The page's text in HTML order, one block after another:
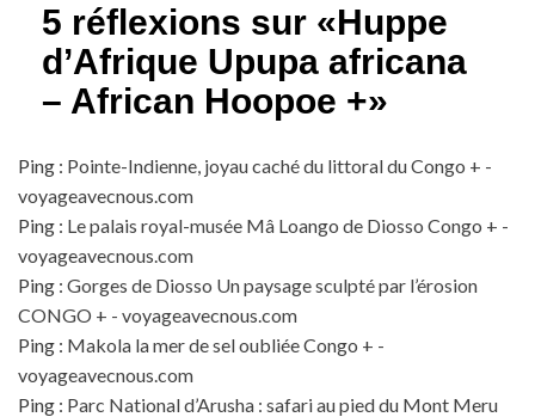
5 réflexions sur «Huppe
d’Afrique Upupa africana
– African Hoopoe +»
Ping : Pointe-Indienne, joyau caché du littoral du Congo + -
voyageavecnous.com
Ping : Le palais royal-musée Mâ Loango de Diosso Congo + -
voyageavecnous.com
Ping : Gorges de Diosso Un paysage sculpté par l’érosion
CONGO + - voyageavecnous.com
Ping : Makola la mer de sel oubliée Congo + -
voyageavecnous.com
Ping : Parc National d’Arusha : safari au pied du Mont Meru